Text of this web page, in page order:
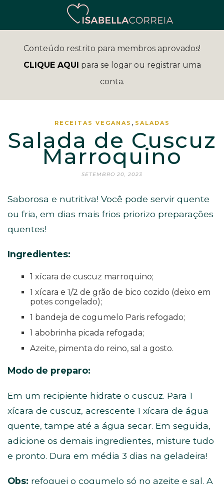
Conteúdo restrito para membros aprovados!
CLIQUE AQUI para se logar ou registrar uma
conta.
RECEITAS VEGANAS , SALADAS
Salada de Cuscuz
Marroquino
SETEMBRO 20, 2023
Saborosa e nutritiva! Você pode servir quente
ou fria, em dias mais frios priorizo preparações
quentes!
Ingredientes:
1 xícara de cuscuz marroquino;
1 xícara e 1/2 de grão de bico cozido (deixo em
potes congelado);
1 bandeja de cogumelo Paris refogado;
1 abobrinha picada refogada;
Azeite, pimenta do reino, sal a gosto.
Modo de preparo:
Em um recipiente hidrate o cuscuz. Para 1
xícara de cuscuz, acrescente 1 xícara de água
quente, tampe até a água secar. Em seguida,
adicione os demais ingredientes, misture tudo
e pronto. Dura em média 3 dias na geladeira!
Obs: refoguei o cogumelo só no azeite e sal. A